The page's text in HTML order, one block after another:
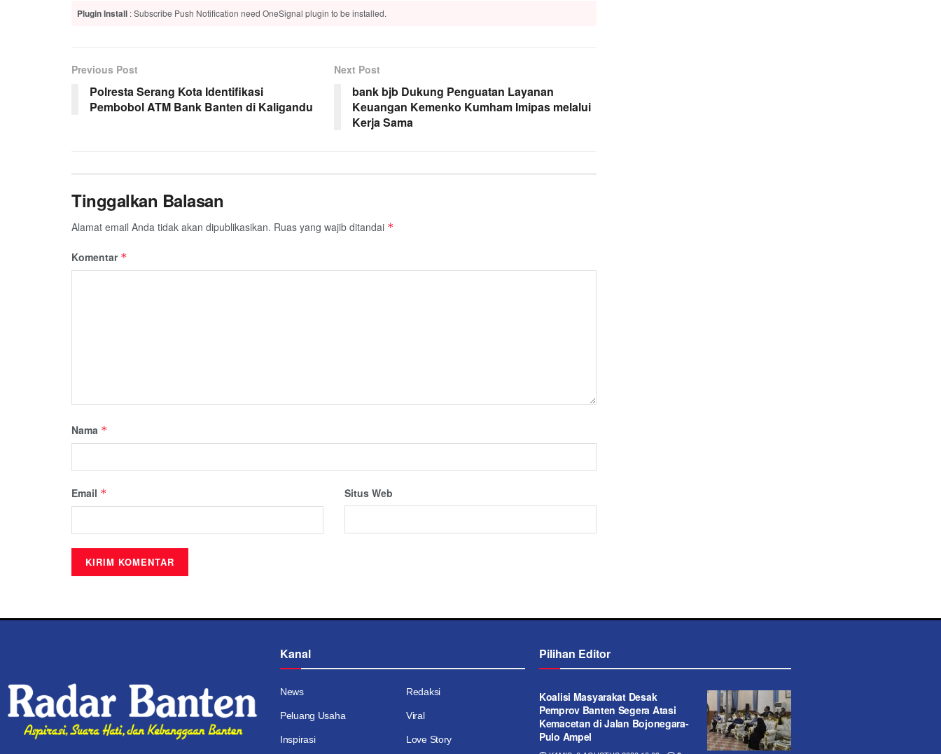
Plugin Install : Subscribe Push Notification need OneSignal plugin to be installed.
Previous Post
Polresta Serang Kota Identifikasi
Pembobol ATM Bank Banten di Kaligandu
Next Post
bank bjb Dukung Penguatan Layanan
Keuangan Kemenko Kumham Imipas melalui
Kerja Sama
Tinggalkan Balasan
Alamat email Anda tidak akan dipublikasikan. Ruas yang wajib ditandai *
Komentar *
Nama *
Email * Situs Web
Kanal
News Redaksi
Peluang Usaha Viral
Inspirasi Love Story
Pilihan Editor
Koalisi Masyarakat Desak
Pemprov Banten Segera Atasi
Kemacetan di Jalan Bojonegara-
Pulo Ampel